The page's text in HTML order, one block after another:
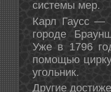
системы мер.
Карл Гаусс —
городе
Уже в 1796
помощью
угольник.
Другие